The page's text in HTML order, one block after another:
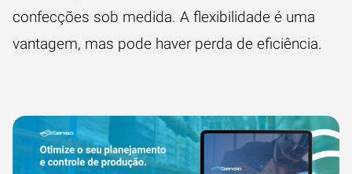
confecções sob medida. A flexibilidade é uma
vantagem, mas pode haver perda de eficiência.